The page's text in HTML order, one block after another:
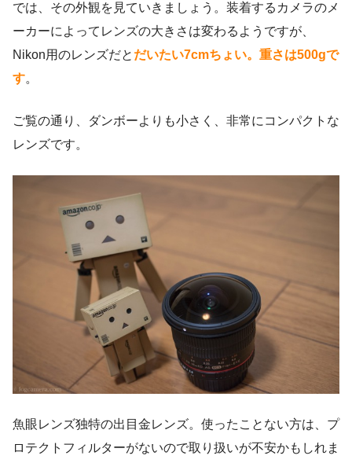
では、その外観を見ていきましょう。装着するカメラのメ
ーカーによってレンズの大きさは変わるようですが、
Nikon用のレンズだと だいたい7cmちょい。重さは500gで
す。
ご覧の通り、ダンボーよりも小さく、非常にコンパクトな
レンズです。
魚眼レンズ独特の出目金レンズ。使ったことない方は、プ
ロテクトフィルターがないので取り扱いが不安かもしれま